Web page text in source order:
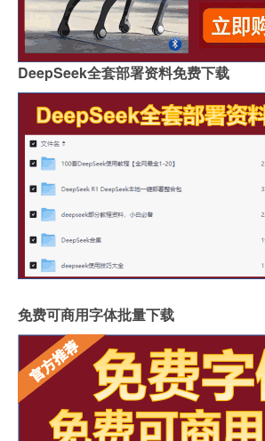
DeepSeek全套部署资料免费下载
免费可商用字体批量下载